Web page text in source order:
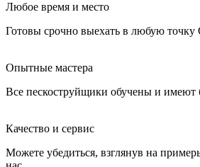
Любое время и место
Готовы срочно выехать в любую
Опытные мастера
Все пескоструйщики обучены и имеют
Качество и сервис
Можете убедиться, взглянув на